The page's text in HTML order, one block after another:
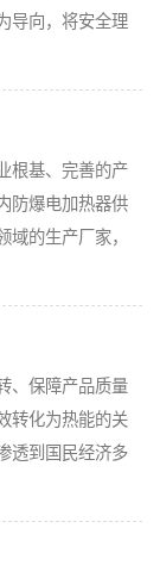
导向，将安全理
根基、完善的产
防爆电加热器供
的生产厂家，
、保障产品质量
转化为热能的关
透到国民经济多